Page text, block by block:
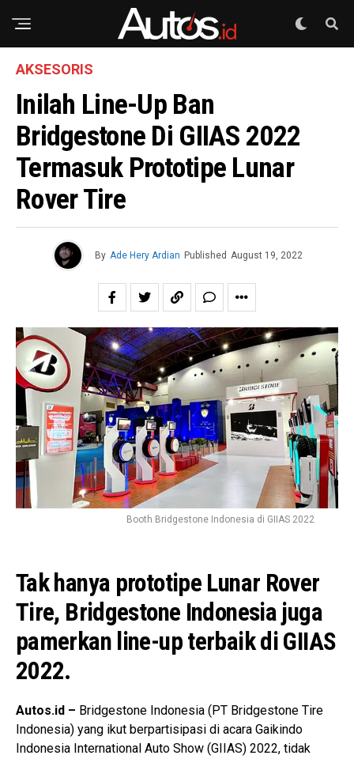
AKSESORIS
Inilah Line-Up Ban
Bridgestone Di GIIAS 2022
Termasuk Prototipe Lunar
Rover Tire
By Ade Hery Ardian Published August 19, 2022
Booth Bridgestone Indonesia di GIIAS 2022
Tak hanya prototipe Lunar Rover
Tire, Bridgestone Indonesia juga
pamerkan line-up terbaik di GIIAS
2022.
Autos.id – Bridgestone Indonesia (PT Bridgestone Tire
Indonesia) yang ikut berpartisipasi di acara Gaikindo
Indonesia International Auto Show (GIIAS) 2022, tidak